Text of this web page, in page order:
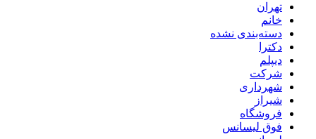
تهران
خانم
دسته‌بندی نشده
دکترا
دیپلم
شرکت
شهرداری
شیراز
فروشگاه
فوق لیسانس